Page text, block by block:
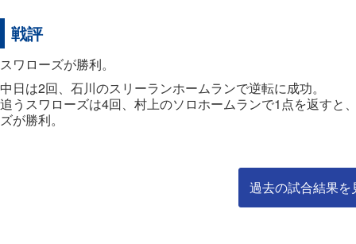
戦評
スワローズが勝利。
中日は2回、石川のスリーランホームランで逆転に成功。
追うスワローズは4回、村上のソロホームランで1点を返すと
ズが勝利。
過去の試合結果